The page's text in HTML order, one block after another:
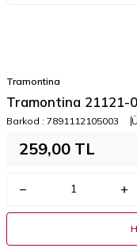
Tramontina
Tramontina 21121-
Barkod : 7891112105003
259,00 TL